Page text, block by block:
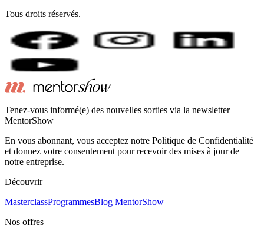
Tous droits réservés.
Tenez-vous informé(e) des nouvelles sorties via la newsletter
MentorShow
En vous abonnant, vous acceptez notre Politique de Confidentialité
et donnez votre consentement pour recevoir des mises à jour de
notre entreprise.
Découvrir
MasterclassProgrammesBlog MentorShow
Nos offres